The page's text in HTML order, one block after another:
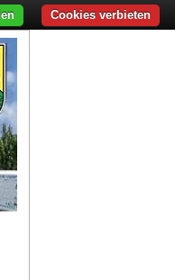
Cookies verbieten